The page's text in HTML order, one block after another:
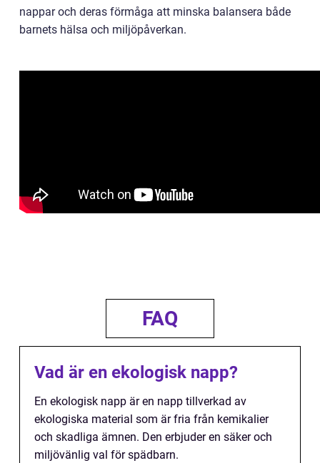
nappar och deras förmåga att minska balansera både
barnets hälsa och miljöpåverkan.
FAQ
Vad är en ekologisk napp?
En ekologisk napp är en napp tillverkad av
ekologiska material som är fria från kemikalier
och skadliga ämnen. Den erbjuder en säker och
miljövänlig val för spädbarn.